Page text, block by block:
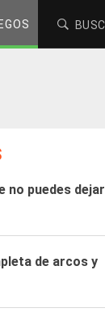
no puedes dejar
de arcos y